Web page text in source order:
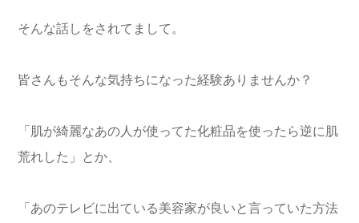
そんな話しをされてまして。
皆さんもそんな気持ちになった経験ありませんか？
「肌が綺麗なあの人が使ってた化粧品を使ったら逆に肌
荒れした」とか、
「あのテレビに出ている美容家が良いと言っていた方法